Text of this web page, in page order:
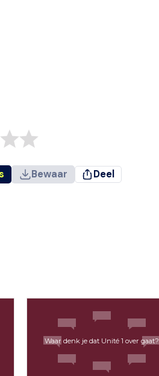
Bewaar Deel
Waar denk je dat Unité 1 over gaat?